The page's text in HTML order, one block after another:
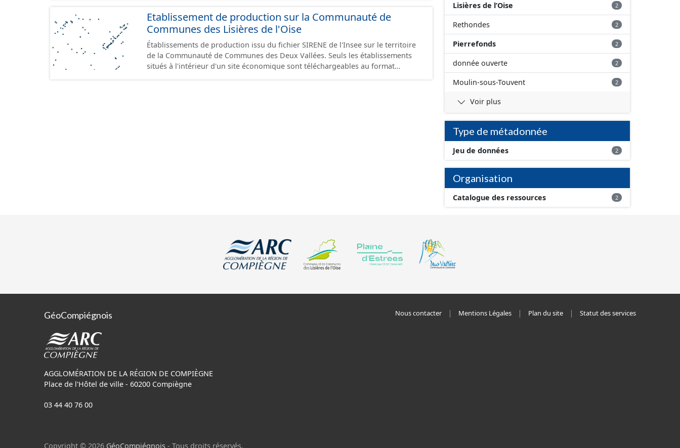
Etablissement de production sur la Communauté de
Communes des Lisières de l'Oise
Établissements de production issu du fichier SIRENE de l'Insee sur le territoire
de la Communauté de Communes des Deux Vallées. Seuls les établissements
situés à l'intérieur d'un site économique sont téléchargeables au format
Lisières de l’Oise 2
Rethondes 2
Pierrefonds 2
donnée ouverte 2
Moulin-sous-Touvent 2
Voir plus
Type de métadonnée
Jeu de données 2
Organisation
Catalogue des ressources 2
GéoCompiégnois
AGGLOMÉRATION DE LA RÉGION DE COMPIÈGNE
Place de l'Hôtel de ville - 60200 Compiègne
03 44 40 76 00
Nous contacter Mentions Légales Plan du site Statut des services
Copyright © 2026 GéoCompiégnois - Tous droits réservés.